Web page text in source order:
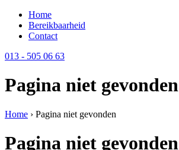
Home
Bereikbaarheid
Contact
013 - 505 06 63
Pagina niet gevonden
Home › Pagina niet gevonden
Pagina niet gevonden